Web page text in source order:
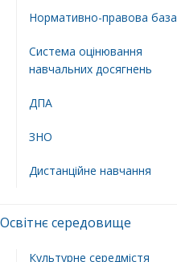
Нормативно-правова база
Система оцінювання
навчальних досягнень
ДПА
ЗНО
Дистанційне навчання
Освітнє середовище
Культурне середмістя